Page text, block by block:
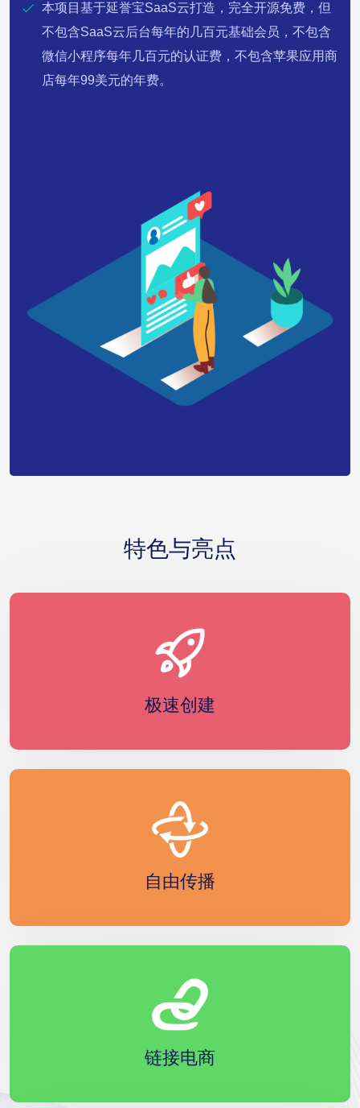
本项目基于延誉宝SaaS云打造，完全开源免费，但
不包含SaaS云后台每年的几百元基础会员，不包含
微信小程序每年几百元的认证费，不包含苹果应用商
店每年99美元的年费。
特色与亮点
极速创建
自由传播
链接电商